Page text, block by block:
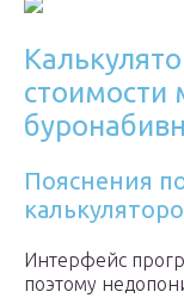
стоимости
Пояснения
Интерфейс
поэтому